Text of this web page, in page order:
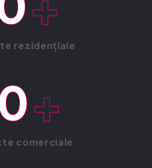
rezidențiale
+
comerciale